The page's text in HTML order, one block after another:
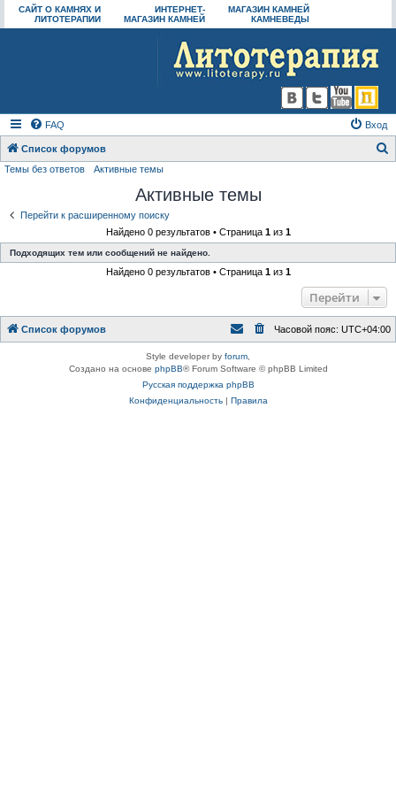
САЙТ О КАМНЯХ И
ЛИТОТЕРАПИИ
ИНТЕРНЕТ-
МАГАЗИН КАМНЕЙ
МАГАЗИН КАМНЕЙ
КАМНЕВЕДЫ
FAQ Вход
Список форумов
Темы без ответов Активные темы
Активные темы
Перейти к расширенному поиску
Найдено 0 результатов • Страница 1из 1
Подходящих тем или сообщений не найдено.
Найдено 0 результатов • Страница 1из 1
Перейти
Список форумов Часовой пояс: UTC+04:00
Style developer by forum
Создано на основе phpBB® Forum Software © phpBB Limited
Русская поддержка phpBB
Конфиденциальность| Правила